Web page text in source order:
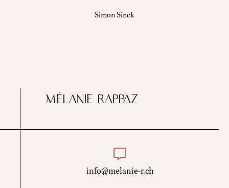
Simon Sinek
Mélanie rappaz
info@melanie-r.ch